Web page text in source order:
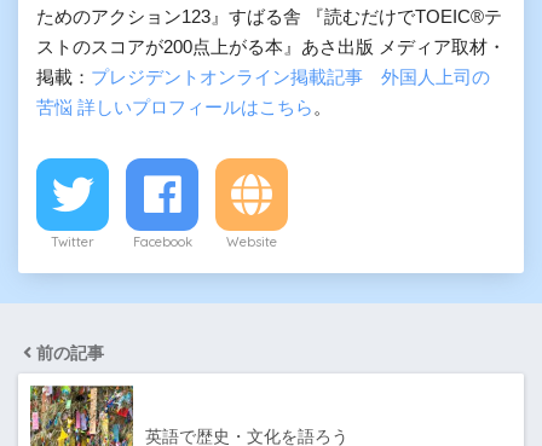
ためのアクション123』すばる舎 『読むだけでTOEIC®テ
ストのスコアが200点上がる本』あさ出版 メディア取材・
掲載： プレジデントオンライン掲載記事 外国人上司の
苦悩 詳しいプロフィールはこちら 。
Twitter Facebook Website
前の記事
英語で歴史・文化を語ろう